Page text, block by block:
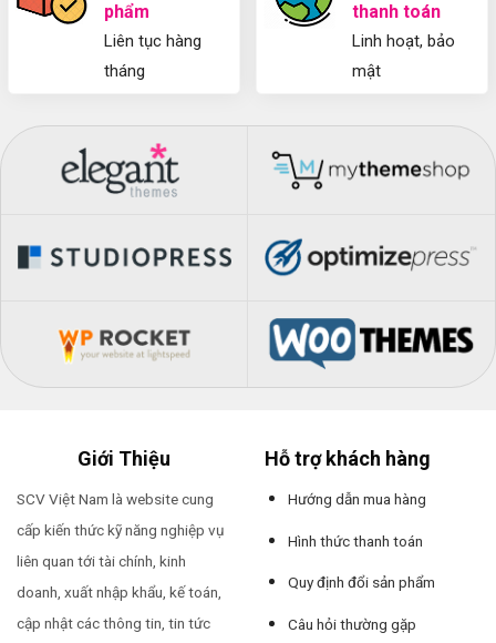
phẩm
Liên tục hàng
tháng
thanh toán
Linh hoạt, bảo
mật
Giới Thiệu
SCV Việt Nam là website cung
cấp kiến thức kỹ năng nghiệp vụ
liên quan tới tài chính, kinh
doanh, xuất nhập khẩu, kế toán,
cập nhật các thông tin, tin tức
Hỗ trợ khách hàng
Hướng dẫn mua hàng
Hình thức thanh toán
Quy định đổi sản phẩm
Câu hỏi thường gặp